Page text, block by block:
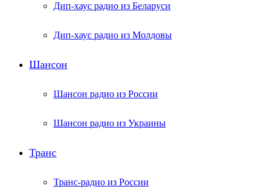
Дип-хаус радио из Беларуси
Дип-хаус радио из Молдовы
Шансон
Шансон радио из России
Шансон радио из Украины
Транс
Транс-радио из России